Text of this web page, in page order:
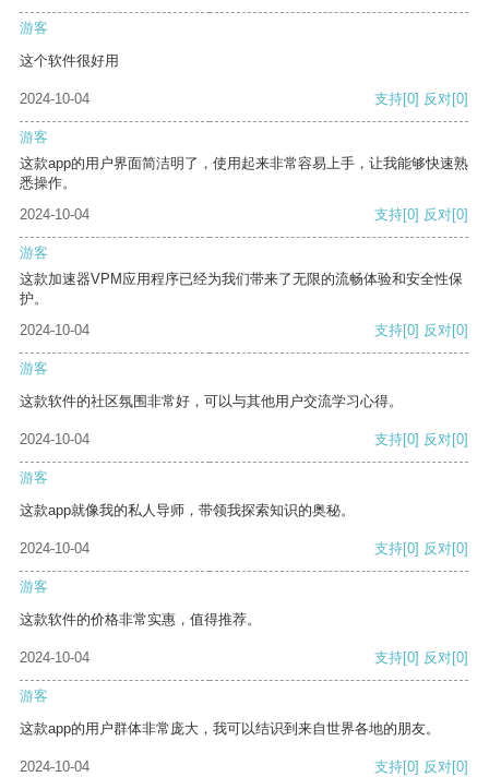
游客
这个软件很好用
2024-10-04 支持[0] 反对[0]
游客
这款app的用户界面简洁明了，使用起来非常容易上手，让我能够快速熟
悉操作。
2024-10-04
支持[0] 反对[0]
游客
这款加速器VPM应用程序已经为我们带来了无限的流畅体验和安全性保
护。
2024-10-04
支持[0] 反对[0]
游客
这款软件的社区氛围非常好，可以与其他用户交流学习心得。
2024-10-04 支持[0] 反对[0]
游客
这款app就像我的私人导师，带领我探索知识的奥秘。
2024-10-04 支持[0] 反对[0]
游客
这款软件的价格非常实惠，值得推荐。
2024-10-04 支持[0] 反对[0]
游客
这款app的用户群体非常庞大，我可以结识到来自世界各地的朋友。
2024-10-04 支持[0] 反对[0]